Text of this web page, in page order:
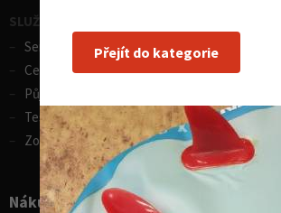
SLUŽBY - zimní sporty
Servis lyží
Celosezonní půjčovna lyží
Půjčovna lyží
Test centrum SPORTEN
Zobrazit vše
Nákupní rádce
Přejít do kategorie